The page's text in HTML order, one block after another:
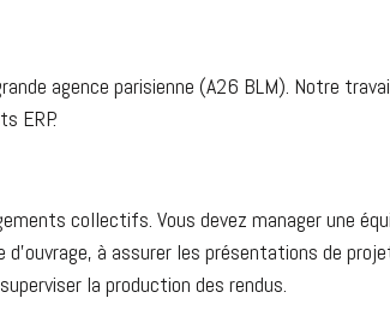
agence parisienne (A26 BLM). Notre
ERP.
collectifs. Vous devez manager une
à assurer les présentations de
la production des rendus.